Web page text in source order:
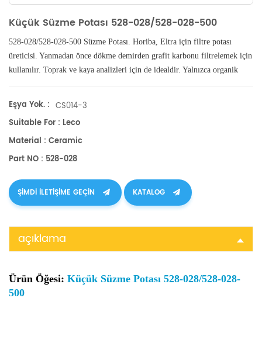
Küçük Süzme Potası 528-028/528-028-500
528-028/528-028-500 Süzme Potası. Horiba, Eltra için filtre potası
üreticisi. Yanmadan önce dökme demirden grafit karbonu filtrelemek için
kullanılır. Toprak ve kaya analizleri için de idealdir. Yalnızca organik
Eşya Yok. : CS014-3
Suitable For : Leco
Material : Ceramic
Part NO : 528-028
ŞIMDI ILETIŞIME GEÇIN KATALOG
açıklama
Ürün Öğesi: Küçük Süzme Potası 528-028/528-028-
500